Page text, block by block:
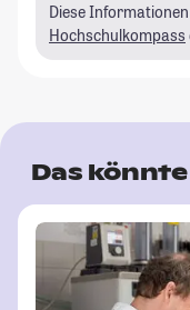
Diese
Hochschulkompass
Das